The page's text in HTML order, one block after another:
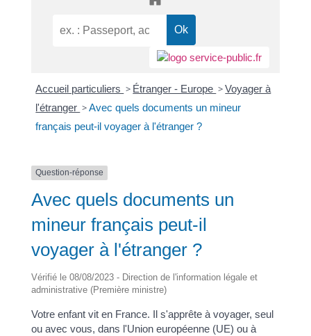
Accueil particuliers > Étranger - Europe >Voyager à
l'étranger >Avec quels documents un mineur
français peut-il voyager à l'étranger ?
Question-réponse
Avec quels documents un
mineur français peut-il
voyager à l'étranger ?
Vérifié le 08/08/2023 - Direction de l'information légale et
administrative (Première ministre)
Votre enfant vit en France. Il s'apprête à voyager, seul
ou avec vous, dans l'Union européenne (UE) ou à